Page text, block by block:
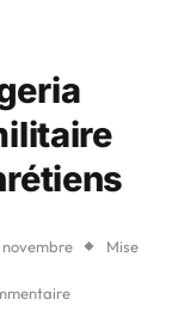
Mise